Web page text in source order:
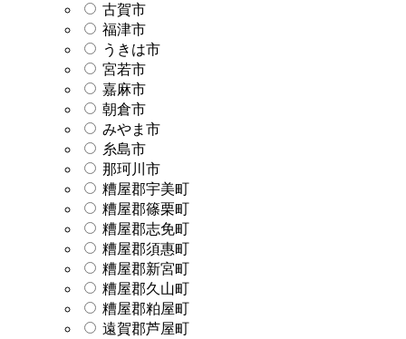
古賀市
福津市
うきは市
宮若市
嘉麻市
朝倉市
みやま市
糸島市
那珂川市
糟屋郡宇美町
糟屋郡篠栗町
糟屋郡志免町
糟屋郡須惠町
糟屋郡新宮町
糟屋郡久山町
糟屋郡粕屋町
遠賀郡芦屋町